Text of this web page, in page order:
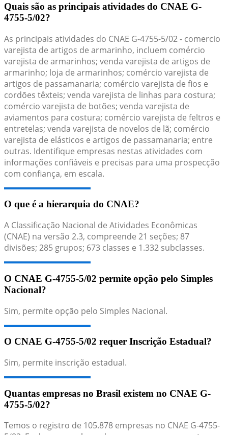
Quais são as principais atividades do CNAE G-
4755-5/02?
As principais atividades do CNAE G-4755-5/02 - comercio
varejista de artigos de armarinho, incluem comércio
varejista de armarinhos; venda varejista de artigos de
armarinho; loja de armarinhos; comércio varejista de
artigos de passamanaria; comércio varejista de fios e
cordões têxteis; venda varejista de linhas para costura;
comércio varejista de botões; venda varejista de
aviamentos para costura; comércio varejista de feltros e
entretelas; venda varejista de novelos de lã; comércio
varejista de elásticos e artigos de passamanaria; entre
outras. Identifique empresas nestas atividades com
informações confiáveis e precisas para uma prospecção
com confiança, em escala.
O que é a hierarquia do CNAE?
A Classificação Nacional de Atividades Econômicas
(CNAE) na versão 2.3, compreende 21 seções; 87
divisões; 285 grupos; 673 classes e 1.332 subclasses.
O CNAE G-4755-5/02 permite opção pelo Simples
Nacional?
Sim, permite opção pelo Simples Nacional.
O CNAE G-4755-5/02 requer Inscrição Estadual?
Sim, permite inscrição estadual.
Quantas empresas no Brasil existem no CNAE G-
4755-5/02?
Temos o registro de 105.878 empresas no CNAE G-4755-